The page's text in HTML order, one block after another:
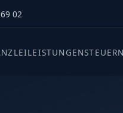
02
LEISTUNGENSTEUERN